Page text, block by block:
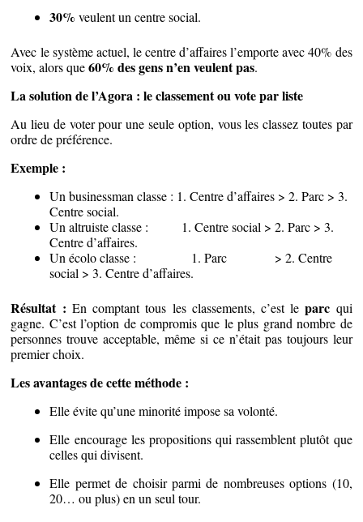
30% veulent un centre social.
Avec le système actuel, le centre d’affaires l’emporte avec 40% des
voix, alors que60% des gens n’en veulent pas.
La solution de l’Agora : le classement ou vote par liste
Au lieu de voter pour une seule option, vous les classez toutes par
ordre de préférence.
Exemple :
Un businessman classe : 1. Centre d’affaires > 2. Parc > 3.
Centre social.
Un altruiste classe : 1. Centre social > 2. Parc > 3.
Centre d’affaires.
Un écolo classe : 1. Parc > 2. Centre
social > 3. Centre d’affaires.
Résultat : En comptant tous les classements, c’est leparc qui
gagne. C’est l’option de compromis que le plus grand nombre de
personnes trouve acceptable, même si ce n’était pas toujours leur
premier choix.
Les avantages de cette méthode :
Elle évite qu’une minorité impose sa volonté.
Elle encourage les propositions qui rassemblent plutôt que
celles qui divisent.
Elle permet de choisir parmi de nombreuses options (10,
20… ou plus) en un seul tour.